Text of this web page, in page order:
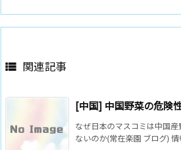
 関連記事
[中国] 中国野菜の危険
なぜ日本のマスコミは中国
ないのか(常在楽園 ブログ) 情